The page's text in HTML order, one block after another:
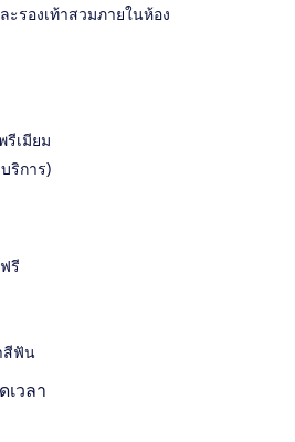
ะรองเท้าสวมภายในห้อง
รีเมียม
ริการ)
รี
สีฟัน
เวลา